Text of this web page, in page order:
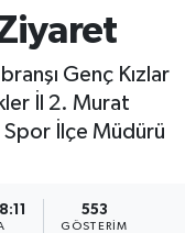
Genç Kızlar
İl 2. Murat
Spor İlçe Müdürü
553
GÖSTERIM